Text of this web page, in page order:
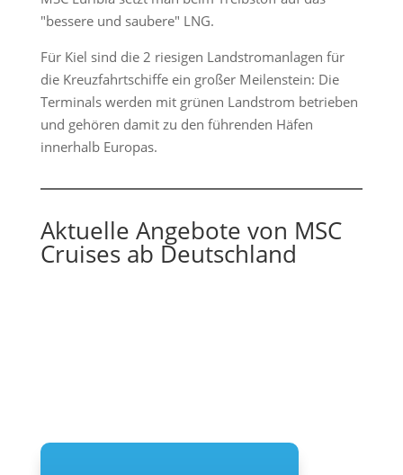
"bessere und saubere" LNG.
Für Kiel sind die 2 riesigen Landstromanlagen für
die Kreuzfahrtschiffe ein großer Meilenstein: Die
Terminals werden mit grünen Landstrom betrieben
und gehören damit zu den führenden Häfen
innerhalb Europas.
Aktuelle Angebote von MSC
Cruises ab Deutschland